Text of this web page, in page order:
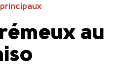
au